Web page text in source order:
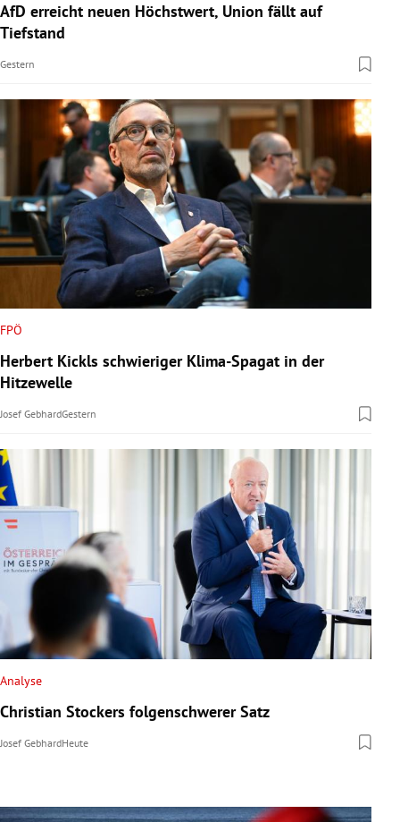
AfD erreicht neuen Höchstwert, Union fällt auf
Tiefstand
Gestern
FPÖ
Herbert Kickls schwieriger Klima-Spagat in der
Hitzewelle
Josef GebhardGestern
Analyse
Christian Stockers folgenschwerer Satz
Josef GebhardHeute